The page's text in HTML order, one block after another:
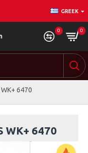
GREEK
0 0
6470
WK+ 6470